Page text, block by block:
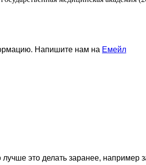
Напишите нам на Емейл
это делать заранее,